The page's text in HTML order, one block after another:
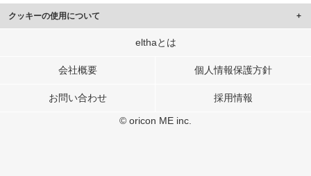
クッキーの使用について
このサイトでは Cookie を使用して、ユーザーに合わせたコンテンツや広告の
行っています。
メディアや広告配信、データ解析の各パートナーに提供しています。
elthaとは
会社概要 個人情報保護方針
お問い合わせ 採用情報
© oricon ME inc.